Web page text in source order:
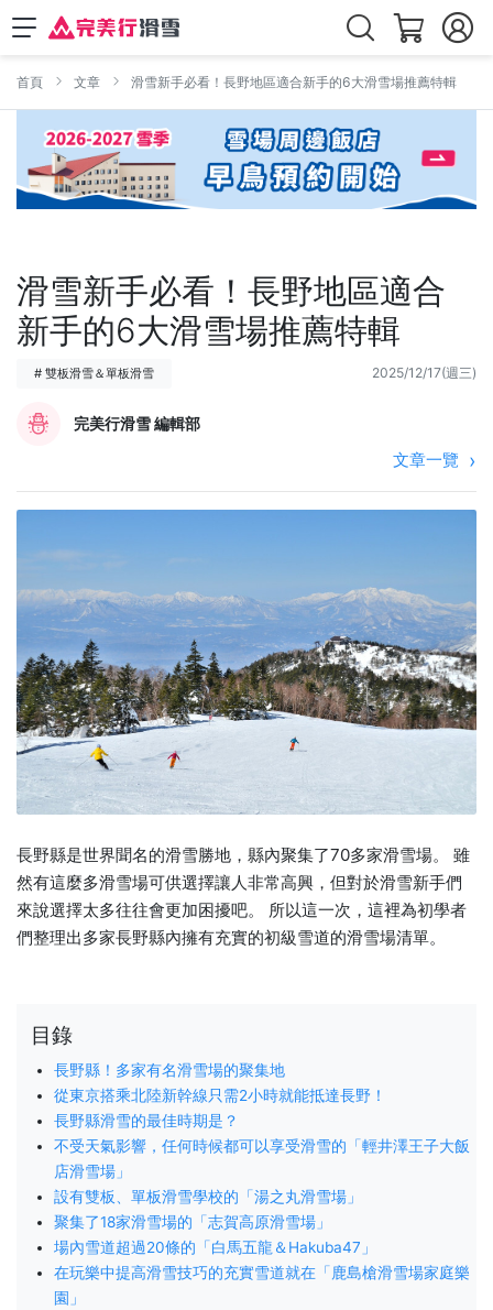
首頁 文章 滑雪新手必看！長野地區適合新手的6大滑雪場推薦特輯
滑雪新手必看！長野地區適合
新手的6大滑雪場推薦特輯
# 雙板滑雪＆單板滑雪 2025/12/17(週三)
完美行滑雪 編輯部
文章一覽
長野縣是世界聞名的滑雪勝地，縣內聚集了70多家滑雪場。 雖
然有這麼多滑雪場可供選擇讓人非常高興，但對於滑雪新手們
來說選擇太多往往會更加困擾吧。 所以這一次，這裡為初學者
們整理出多家長野縣內擁有充實的初級雪道的滑雪場清單。
目錄
長野縣！多家有名滑雪場的聚集地
從東京搭乘北陸新幹線只需2小時就能抵達長野！
長野縣滑雪的最佳時期是？
不受天氣影響，任何時候都可以享受滑雪的「輕井澤王子大飯
店滑雪場」
設有雙板、單板滑雪學校的「湯之丸滑雪場」
聚集了18家滑雪場的「志賀高原滑雪場」
場內雪道超過20條的「白馬五龍＆Hakuba47」
在玩樂中提高滑雪技巧的充實雪道就在「鹿島槍滑雪場家庭樂
園」